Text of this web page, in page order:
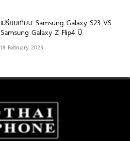
เปรียบเทียบ Samsung Galaxy S23 VS
Samsung Galaxy Z Flip4 ปี
18 February 2023